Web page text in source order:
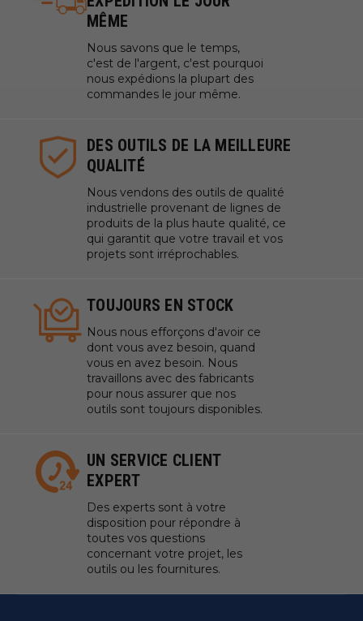
MÊME
Nous savons que le temps,
c'est de l'argent, c'est pourquoi
nous expédions la plupart des
commandes le jour même.
DES OUTILS DE LA MEILLEURE
QUALITÉ
Nous vendons des outils de qualité
industrielle provenant de lignes de
produits de la plus haute qualité, ce
qui garantit que votre travail et vos
projets sont irréprochables.
TOUJOURS EN STOCK
Nous nous efforçons d'avoir ce
dont vous avez besoin, quand
vous en avez besoin. Nous
travaillons avec des fabricants
pour nous assurer que nos
outils sont toujours disponibles.
UN SERVICE CLIENT
EXPERT
Des experts sont à votre
disposition pour répondre à
toutes vos questions
concernant votre projet, les
outils ou les fournitures.